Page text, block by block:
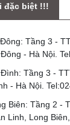
đặc biệt !!!
Tầng 3 -
- Hà Nội.
Tầng 3 -
- Hà Nội.
Biên: Tầng 2 -
Linh, Long